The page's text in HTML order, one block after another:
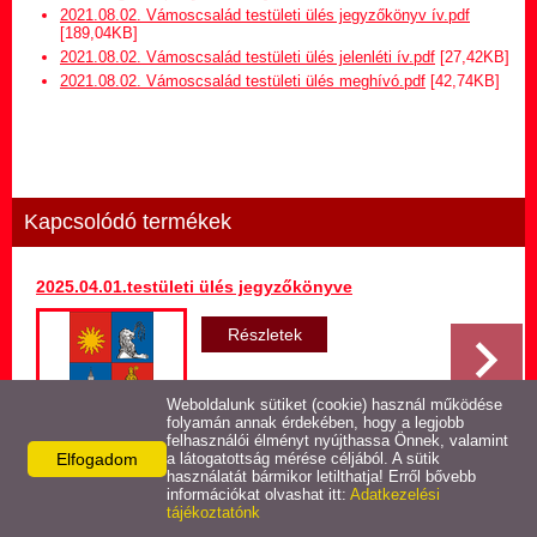
Hirdetmény termőföld
bérletére
Települési Arculati
Képviselő-testületi ülések
Egészségügyi ellátás
Egyéb szolgáltatások
Látnivalók
2021.08.02. Vámoscsalád testületi ülés jegyzőkönyv ív.pdf
[189,04KB]
2021.08.02. Vámoscsalád testületi ülés jelenléti ív.pdf [27,42KB]
2021.08.02. Vámoscsalád testületi ülés meghívó.pdf [42,74KB]
Kapcsolódó termékek
2025.04.01.testületi ülés jegyzőkönyve
Részletek
Vissza az előző oldalra!
Elfogadom
Weboldalunk sütiket (cookie) használ működése
folyamán annak érdekében, hogy a legjobb
felhasználói élményt nyújthassa Önnek, valamint
a látogatottság mérése céljából. A sütik
használatát bármikor letilthatja! Erről bővebb
információkat olvashat itt: Adatkezelési
tájékoztatónk